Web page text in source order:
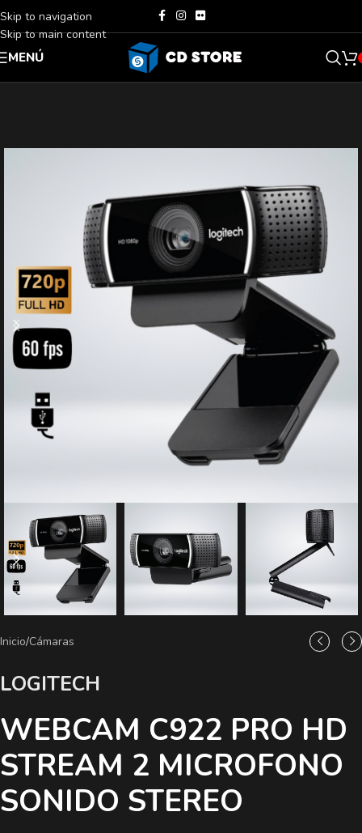
Skip to navigation
Skip to main content
MENÚ
Inicio/Cámaras
LOGITECH
WEBCAM C922 PRO HD
STREAM 2 MICROFONO
SONIDO STEREO